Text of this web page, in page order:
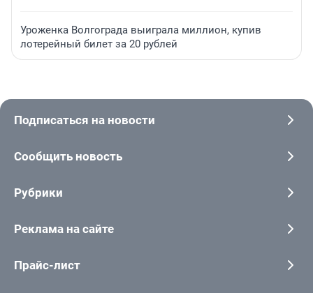
Уроженка Волгограда выиграла миллион, купив
лотерейный билет за 20 рублей
Подписаться на новости
Сообщить новость
Рубрики
Реклама на сайте
Прайс-лист